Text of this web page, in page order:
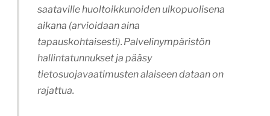
saataville huoltoikkunoiden ulkopuolisena
aikana (arvioidaan aina
tapauskohtaisesti). Palvelinympäristön
hallintatunnukset ja pääsy
tietosuojavaatimusten alaiseen dataan on
rajattua.